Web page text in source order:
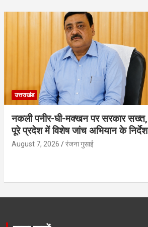
उत्तराखंड
नकली पनीर-घी-मक्खन पर सरकार सख्त,
पूरे प्रदेश में विशेष जांच अभियान के निर्देश
August 7, 2026 रंजना गुसाई